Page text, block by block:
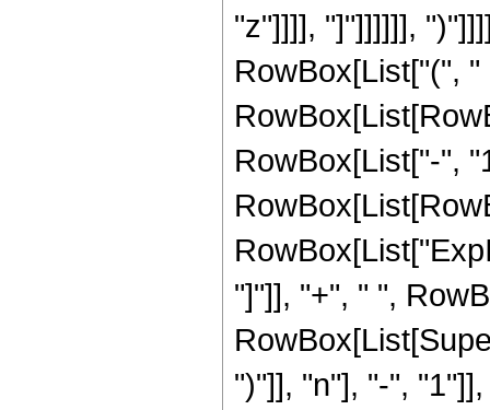
"z"]]]], "]"]]]]]],
RowBox[List["(", "
RowBox[List["-",
"]"]], "+", " ",
")"]], "n"], "-",